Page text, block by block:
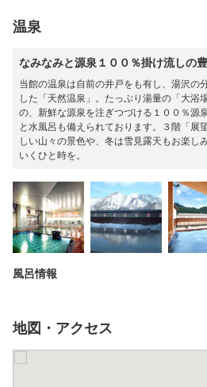
温泉
なみなみと源泉１００％掛け流しの
当館の温泉は自前の井戸をも有し、湯沢の
した「天然温泉」。たっぷり湯量の「大浴
の、新鮮な源泉を注ぎつづける１００％源
と水風呂も備えられております。３階「展
しい山々の景色や、冬は雪見露天もお楽し
いくひと時を。
風呂情報
地図・アクセス